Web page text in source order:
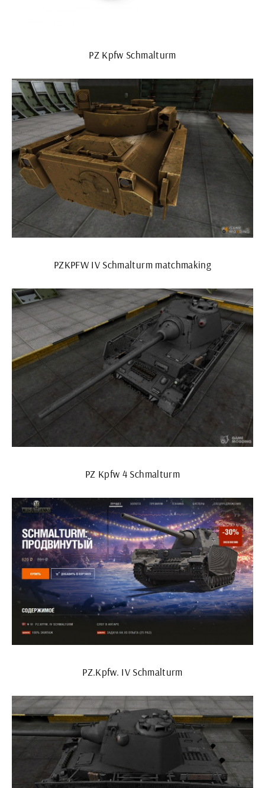
PZ Kpfw Schmalturm
PZKPFW IV Schmalturm matchmaking
PZ Kpfw 4 Schmalturm
PZ.Kpfw. IV Schmalturm